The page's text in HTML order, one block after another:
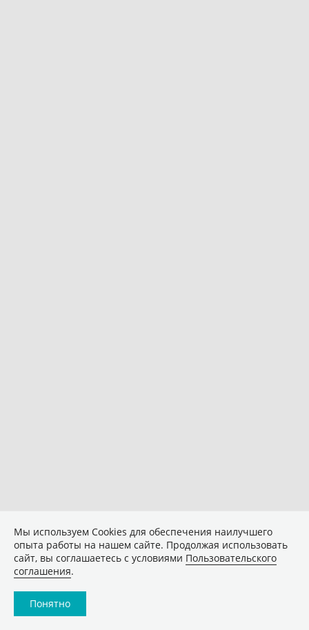
Мы используем Сookies для обеспечения наилучшего
опыта работы на нашем сайте. Продолжая использовать
сайт, вы соглашаетесь с условиями Пользовательского
соглашения.
Понятно